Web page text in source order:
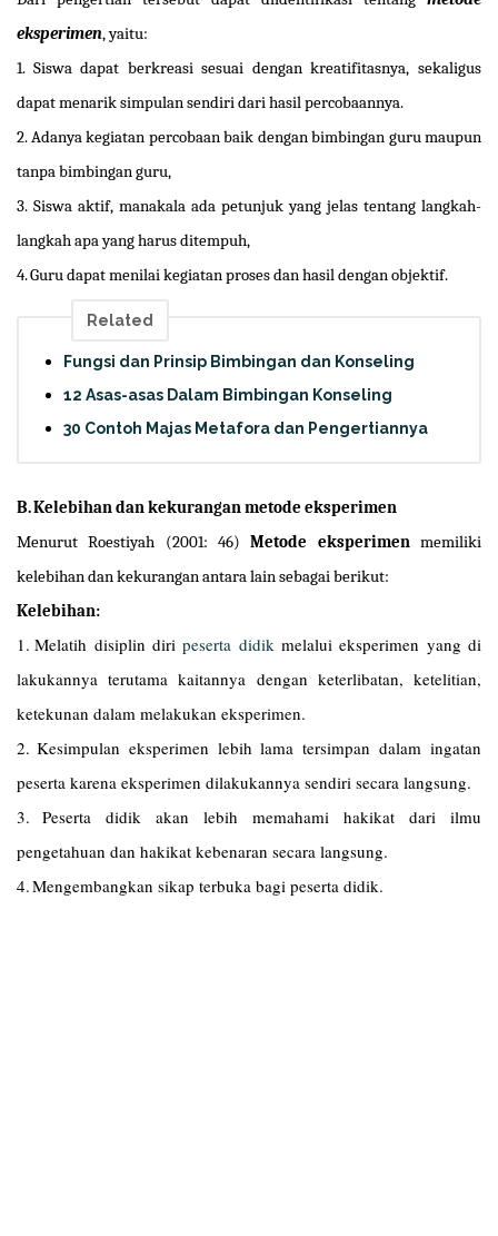
eksperimen, yaitu:
1. Siswa dapat berkreasi sesuai dengan kreatifitasnya, sekaligus
dapat menarik simpulan sendiri dari hasil percobaannya.
2.Adanya kegiatan percobaan baik dengan bimbingan guru maupun
tanpa bimbingan guru,
3. Siswa aktif, manakala ada petunjuk yang jelas tentang langkah-
langkah apa yang harus ditempuh,
4.Guru dapat menilai kegiatan proses dan hasil dengan objektif.
Related
Fungsi dan Prinsip Bimbingan dan Konseling
12 Asas-asas Dalam Bimbingan Konseling
30 Contoh Majas Metafora dan Pengertiannya
B.Kelebihan dan kekurangan metode eksperimen
Menurut Roestiyah (2001: 46)Metode eksperimenmemiliki
kelebihan dan kekurangan antara lain sebagai berikut:
Kelebihan:
1. Melatih disiplin diripeserta didik melalui eksperimen yang di
lakukannya terutama kaitannya dengan keterlibatan, ketelitian,
ketekunan dalam melakukan eksperimen.
2. Kesimpulan eksperimen lebih lama tersimpan dalam ingatan
peserta karena eksperimen dilakukannya sendiri secara langsung.
3. Peserta didik akan lebih memahami hakikat dari ilmu
pengetahuan dan hakikat kebenaran secara langsung.
4.Mengembangkan sikap terbuka bagi peserta didik.